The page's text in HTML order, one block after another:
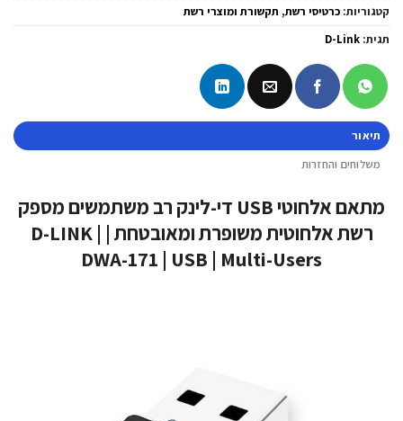
קטגוריות: כרטיסי רשת, תקשורת ומוצרי רשת
תגית: D-Link
תיאור
משלוחים והחזרות
מתאם אלחוטי USB די-לינק רב משתמשים מספק
רשת אלחוטית משופרת ומאובטחת | D-LINK |
DWA-171 | USB | Multi-Users